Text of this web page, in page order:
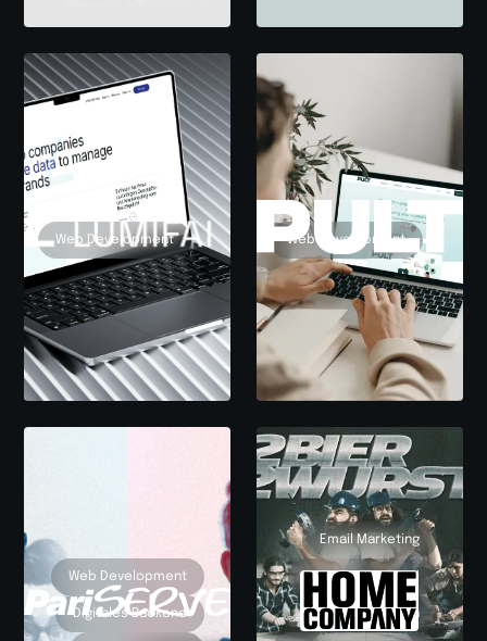
Web Development Web Development
Digitales Backend
Web Development
Marketing Tech
Digitales Backend
Email Marketing